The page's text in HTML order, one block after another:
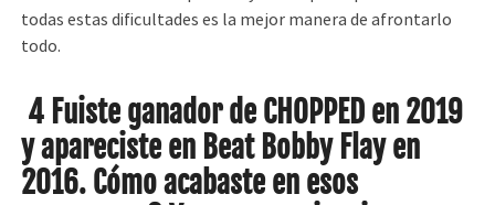
todas estas dificultades es la mejor manera de afrontarlo
todo.
4 Fuiste ganador de CHOPPED en 2019
y apareciste en Beat Bobby Flay en
2016. Cómo acabaste en esos